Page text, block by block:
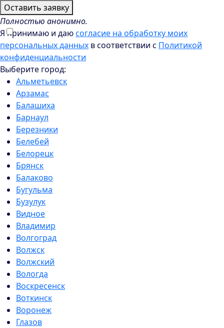
Оставить заявку
Полностью анонимно.
Я принимаю и даюсогласие на обработку моих
персональных данных в соответствии с Политикой
конфиденциальности
Выберите город:
Альметьевск
Арзамас
Балашиха
Барнаул
Березники
Белебей
Белорецк
Брянск
Балаково
Бугульма
Бузулук
Видное
Владимир
Волгоград
Волжск
Волжский
Вологда
Воскресенск
Воткинск
Воронеж
Глазов